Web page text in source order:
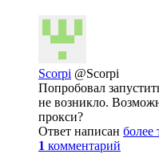
Scorpi @Scorpi
Попробовал
не возникло.
прокси?
Ответ написан более
1 комментарий